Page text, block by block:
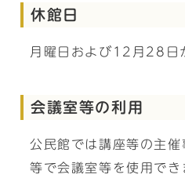
休館日
月曜日および12月28日
会議室等の利用
公民館では講座等の主
等で会議室等を使用で